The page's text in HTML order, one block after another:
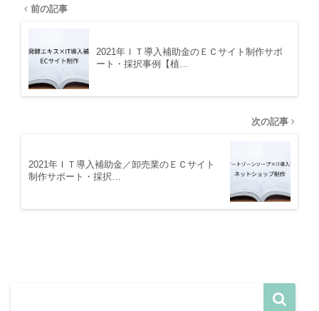
前の記事
2021年ＩＴ導入補助金のＥＣサイト制作サポ
ート・採択事例【植…
次の記事
2021年ＩＴ導入補助金／卸売業のＥＣサイト
制作サポート・採択…